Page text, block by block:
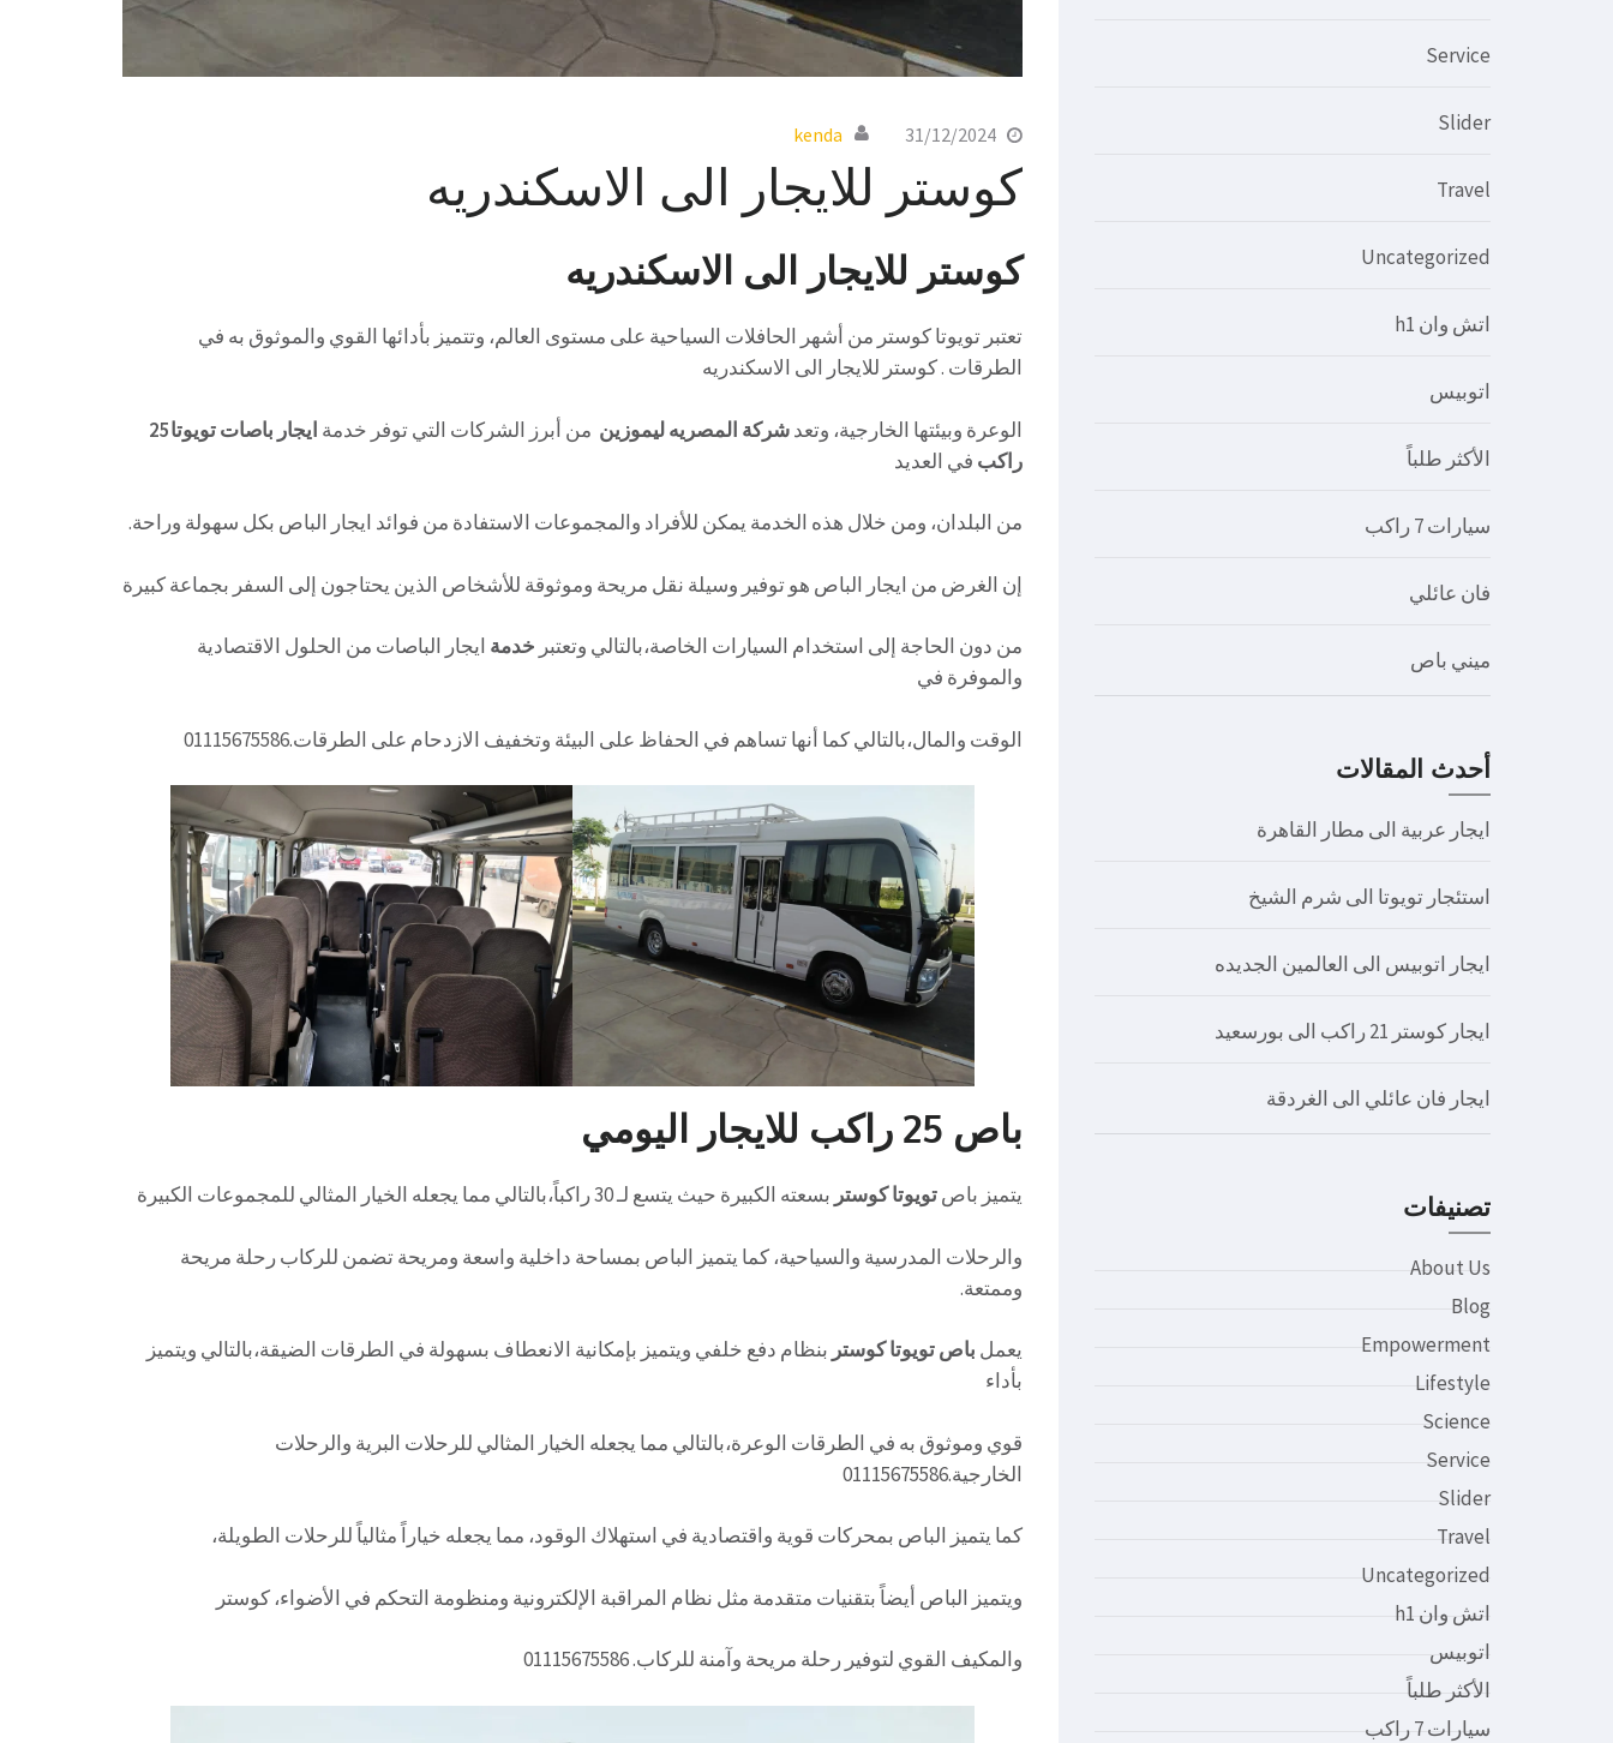
31/12/2024
kenda
كوستر للايجار الى الاسكندريه
كوستر للايجار الى الاسكندريه
تعتبر تويوتا كوستر من أشهر الحافلات السياحية على مستوى العالم، وتتميز بأدائها القوي والموثوق به في
الطرقات . كوستر للايجار الى الاسكندريه
الوعرة وبيئتها الخارجية، وتعدشركة المصريه ليموزين من أبرز الشركات التي توفر خدمة
ايجار باصات تويوتا25
راكب في العديد
من البلدان، ومن خلال هذه الخدمة يمكن للأفراد والمجموعات الاستفادة من فوائد ايجار الباص بكل سهولة وراحة.
إن الغرض من ايجار الباص هو توفير وسيلة نقل مريحة وموثوقة للأشخاص الذين يحتاجون إلى السفر بجماعة كبيرة
من دون الحاجة إلى استخدام السيارات الخاصة،بالتالي وتعتبر خدمة ايجار الباصات من الحلول الاقتصادية
والموفرة في
الوقت والمال،بالتالي كما أنها تساهم في الحفاظ على البيئة وتخفيف الازدحام على الطرقات.01115675586
باص 25 راكب للايجار اليومي
يتميز باصتويوتا كوستر بسعته الكبيرة حيث يتسع لـ 30 راكباً،بالتالي مما يجعله الخيار المثالي للمجموعات الكبيرة
والرحلات المدرسية والسياحية، كما يتميز الباص بمساحة داخلية واسعة ومريحة تضمن للركاب رحلة مريحة
وممتعة.
يعمل باص تويوتا كوستر بنظام دفع خلفي ويتميز بإمكانية الانعطاف بسهولة في الطرقات الضيقة،بالتالي ويتميز
بأداء
قوي وموثوق به في الطرقات الوعرة،بالتالي مما يجعله الخيار المثالي للرحلات البرية والرحلات
الخارجية.01115675586
كما يتميز الباص بمحركات قوية واقتصادية في استهلاك الوقود، مما يجعله خياراً مثالياً للرحلات الطويلة،
ويتميز الباص أيضاً بتقنيات متقدمة مثل نظام المراقبة الإلكترونية ومنظومة التحكم في الأضواء، كوستر
والمكيف القوي لتوفير رحلة مريحة وآمنة للركاب. 01115675586
Service
Slider
Travel
Uncategorized
اتش وان h1
اتوبيس
الأكثر طلباً
سيارات 7 راكب
فان عائلي
ميني باص
أحدث المقالات
ايجار عربية الى مطار القاهرة
استئجار تويوتا الى شرم الشيخ
ايجار اتوبيس الى العالمين الجديده
ايجار كوستر 21 راكب الى بورسعيد
ايجار فان عائلي الى الغردقة
تصنيفات
About Us
Blog
Empowerment
Lifestyle
Science
Service
Slider
Travel
Uncategorized
اتش وان h1
اتوبيس
الأكثر طلباً
سيارات 7 راكب